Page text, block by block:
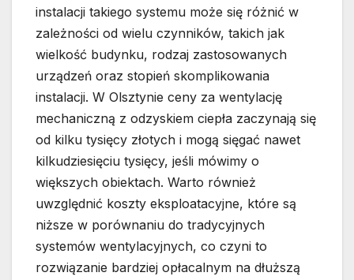
instalacji takiego systemu może się różnić w
zależności od wielu czynników, takich jak
wielkość budynku, rodzaj zastosowanych
urządzeń oraz stopień skomplikowania
instalacji. W Olsztynie ceny za wentylację
mechaniczną z odzyskiem ciepła zaczynają się
od kilku tysięcy złotych i mogą sięgać nawet
kilkudziesięciu tysięcy, jeśli mówimy o
większych obiektach. Warto również
uwzględnić koszty eksploatacyjne, które są
niższe w porównaniu do tradycyjnych
systemów wentylacyjnych, co czyni to
rozwiązanie bardziej opłacalnym na dłuższą